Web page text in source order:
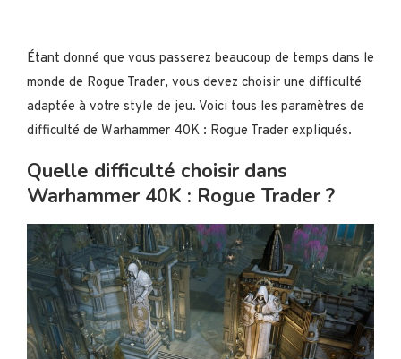
Étant donné que vous passerez beaucoup de temps dans le
monde de Rogue Trader, vous devez choisir une difficulté
adaptée à votre style de jeu. Voici tous les paramètres de
difficulté de Warhammer 40K : Rogue Trader expliqués.
Quelle difficulté choisir dans
Warhammer 40K : Rogue Trader ?